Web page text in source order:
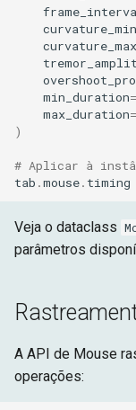
curvature_min
curvature_max
min_duration=
max_duration=
)
# Aplicar à
tab .mouse. timing
Veja o dataclass
parâmetros
A API de Mouse
operações: